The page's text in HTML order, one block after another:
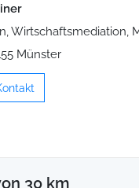
Wirtschaftsmediation,
Münster
30 km